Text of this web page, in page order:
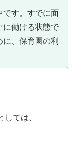
です。すでに面
に働ける状態で
、保育園の利
ては、